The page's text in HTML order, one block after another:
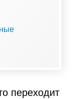
переходит